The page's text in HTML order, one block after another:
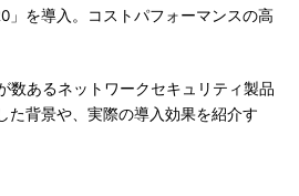
」を導入。コストパフォーマンスの高
あるネットワークセキュリティ製品
た背景や、実際の導入効果を紹介す